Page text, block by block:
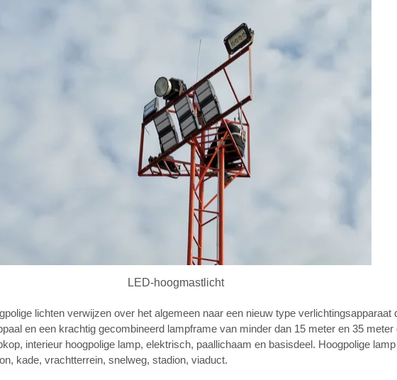
LED-hoogmastlicht
lichten verwijzen over het algemeen naar een nieuw type
en een krachtig gecombineerd lampframe van minder dan 15 meter en 35
interieur hoogpolige lamp, elektrisch, paallichaam en basisdeel. Hoogpolige
kade, vrachtterrein, snelweg, stadion, viaduct.